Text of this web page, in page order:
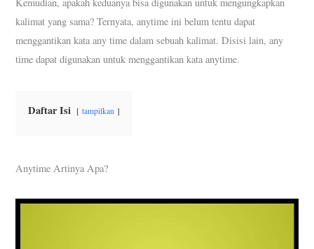
Kemudian, apakah keduanya bisa digunakan untuk mengungkapkan
kalimat yang sama? Ternyata, anytime ini belum tentu dapat
menggantikan kata any time dalam sebuah kalimat. Disisi lain, any
time dapat digunakan untuk menggantikan kata anytime.
Daftar Isi tampilkan
Anytime Artinya Apa?